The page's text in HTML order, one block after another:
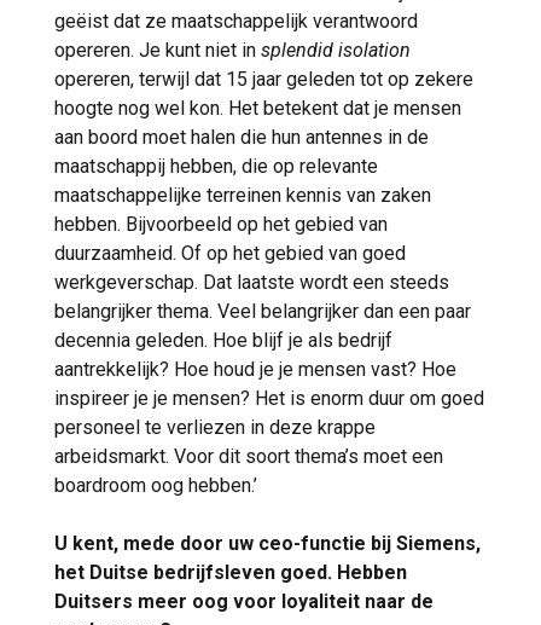
geëist dat ze maatschappelijk verantwoord
opereren. Je kunt niet in splendid isolation
opereren, terwijl dat 15 jaar geleden tot op zekere
hoogte nog wel kon. Het betekent dat je mensen
aan boord moet halen die hun antennes in de
maatschappij hebben, die op relevante
maatschappelijke terreinen kennis van zaken
hebben. Bijvoorbeeld op het gebied van
duurzaamheid. Of op het gebied van goed
werkgeverschap. Dat laatste wordt een steeds
belangrijker thema. Veel belangrijker dan een paar
decennia geleden. Hoe blijf je als bedrijf
aantrekkelijk? Hoe houd je je mensen vast? Hoe
inspireer je je mensen? Het is enorm duur om goed
personeel te verliezen in deze krappe
arbeidsmarkt. Voor dit soort thema’s moet een
boardroom oog hebben.’
U kent, mede door uw ceo-functie bij Siemens,
het Duitse bedrijfsleven goed. Hebben
Duitsers meer oog voor loyaliteit naar de